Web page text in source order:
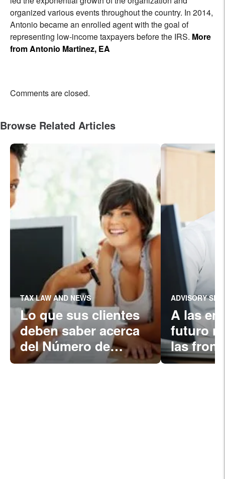
organized various events throughout the country. In 2014,
Antonio became an enrolled agent with the goal of
representing low-income taxpayers before the IRS. More
from Antonio Martinez, EA
Comments are closed.
Browse Related Articles
TAX LAW AND NEWS
Lo que sus clientes
deben saber acerca
del Número de
Identificación
ADVISORY
A las
futuro
las